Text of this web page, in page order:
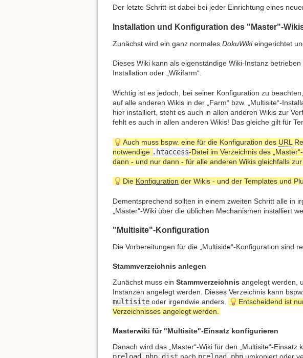
Der letzte Schritt ist dabei bei jeder Einrichtung eines
Installation und Konfiguration des "Master"-
Zunächst wird ein ganz normales DokuWikieingerichtet
Dieses Wiki kann als eigenständige Wiki-Instanz
Installation oder „Wikifarm“.
Wichtig ist es jedoch, bei seiner Konfiguration zu
auf alle anderen Wikis in der „Farm“ bzw. „Multisite“-
hier installiert, steht es auch in allen anderen Wikis zur
fehlt es auch in allen anderen Wikis! Das gleiche gilt für
Auch muss bspw. eine für die Konfiguration des URL
notwendige .htaccess-Datei im Verzeichnis des
dann - und nur dann - für alle anderen Wikis gleichfalls zur
Die Konfiguration der Wikis - und der Templates und
Dementsprechend sollten in einem zweiten Schritt alle in
„Master“-Wiki über die üblichen Mechanismen installiert
"Multisite"-Konfiguration
Die Vorbereitungen für die „Multiside“-Konfiguration sind
Stammverzeichnis anlegen
Zunächst muss ein Stammverzeichnis angelegt werden,
Instanzen angelegt werden. Dieses Verzeichnis kann bspw.
multisite oder irgendwie anders. Entscheidend ist
Verzeichnisses angelegt werden.
Masterwiki für "Multisite"-Einsatz konfigurieren
Danach wird das „Master“-Wiki für den „Multisite“-
preload.php.dist nach preload.php umkopiert oder